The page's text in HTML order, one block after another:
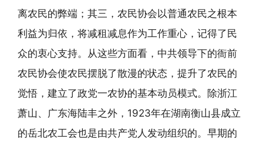
离农民的弊端；其三，农民协会以普通农民之根本
利益为归依，将减租减息作为工作重心，记得了民
众的衷心支持。从这些方面看，中共领导下的衙前
农民协会使农民摆脱了散漫的状态，提升了农民的
觉悟，建立了政党一农协的基本动员模式。除浙江
萧山、广东海陆丰之外，1923年在湖南衡山县成立
的岳北农工会也是由共产党人发动组织的。早期的